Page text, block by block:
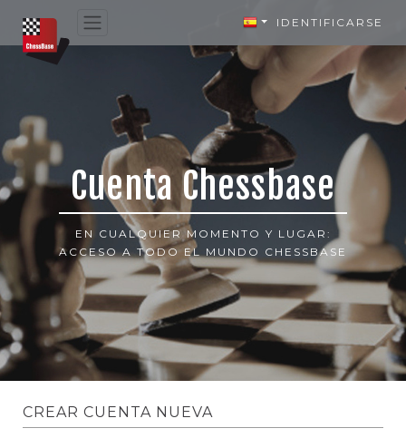
IDENTIFICARSE
Cuenta Chessbase
EN CUALQUIER MOMENTO Y LUGAR:
ACCESO A TODO EL MUNDO CHESSBASE
CREAR CUENTA NUEVA